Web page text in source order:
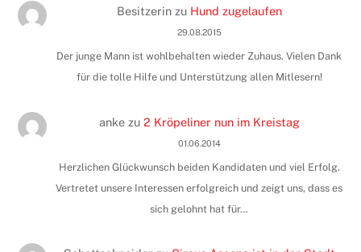
Besitzerinzu Hund zugelaufen
29.08.2015
Der junge Mann ist wohlbehalten wieder Zuhaus. Vielen Dank
für die tolle Hilfe und Unterstützung allen Mitlesern!
ankezu 2 Kröpeliner nun im Kreistag
01.06.2014
Herzlichen Glückwunsch beiden Kandidaten und viel Erfolg.
Vertretet unsere Interessen erfolgreich und zeigt uns, dass es
sich gelohnt hat für…